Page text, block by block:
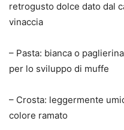
retrogusto dolce dato dal
vinaccia
– Pasta: bianca o
per lo sviluppo di muffe
– Crosta: leggermente
colore ramato